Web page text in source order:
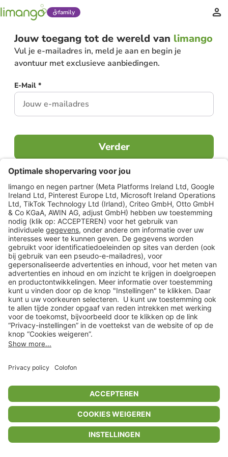
family
Jouw toegang tot de wereld van limango
Vul je e-mailadres in, meld je aan en begin je
avontuur met exclusieve aanbiedingen.
E-Mail *
Verder
Al lid?Inloggen
PrivacyinstellingenAlgemene voorwaardenPrivacybeleidColofon
Help Center